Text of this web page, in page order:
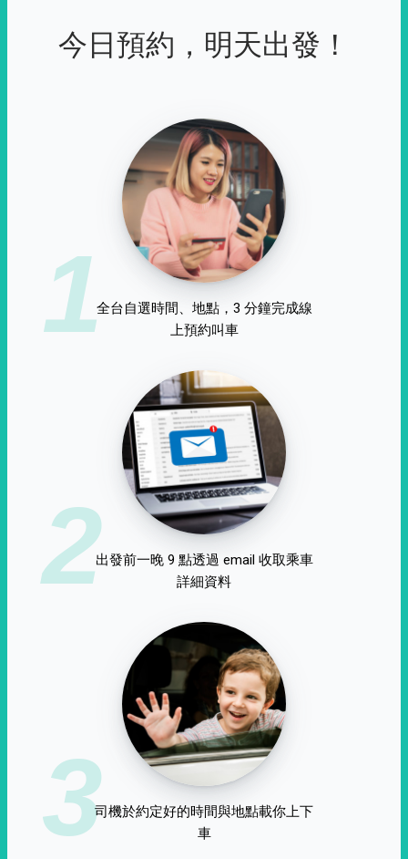
今日預約，明天出發！
1全台自選時間、地點，3 分鐘完成線
上預約叫車
2出發前一晚 9 點透過 email 收取乘車
詳細資料
3司機於約定好的時間與地點載你上下
車